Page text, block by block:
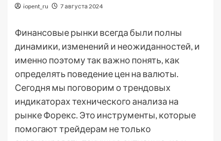
iopent_ru 7 августа 2024
Финансовые рынки всегда были полны
динамики, изменений и неожиданностей, и
именно поэтому так важно понять, как
определять поведение цен на валюты.
Сегодня мы поговорим о трендовых
индикаторах технического анализа на
рынке Форекс. Это инструменты, которые
помогают трейдерам не только